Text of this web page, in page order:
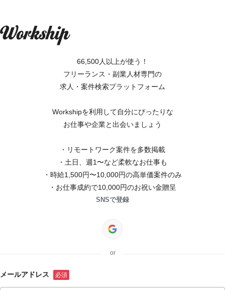
66,500人以上が使う！
フリーランス・副業人材専門の
求人・案件検索プラットフォーム
Workshipを利用して自分にぴったりな
お仕事や企業と出会いましょう
・リモートワーク案件を多数掲載
・土日、週1〜など柔軟なお仕事も
・時給1,500円〜10,000円の高単価案件のみ
・お仕事成約で10,000円のお祝い金贈呈
SNSで登録
or
メールアドレス